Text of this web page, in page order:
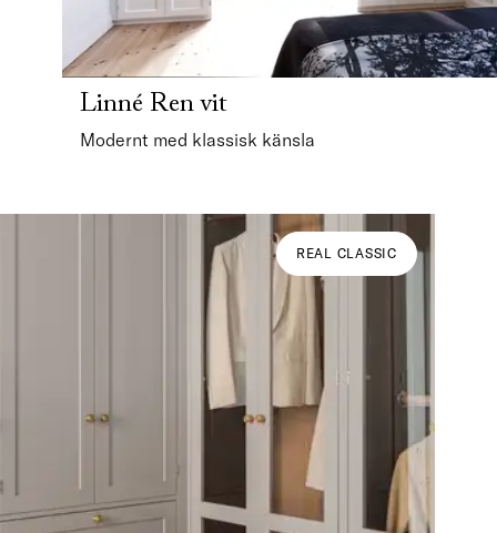
Linné Ren vit
Modernt med klassisk känsla
REAL CLASSIC